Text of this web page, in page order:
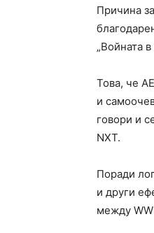
Причина
„Войната
Това, че
и
говори и
NXT.
Поради
и други
между